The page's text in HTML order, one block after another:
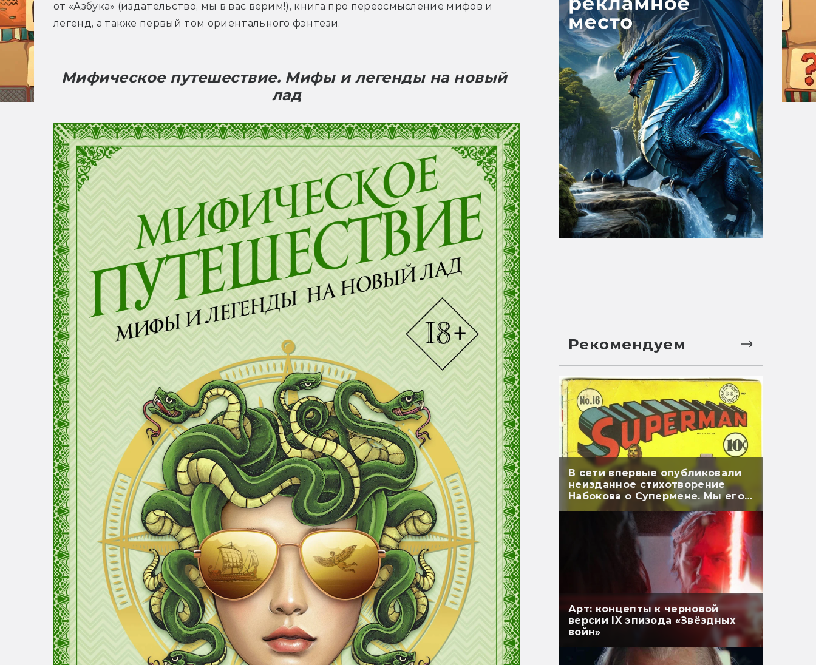
от «Азбука» (издательство, мы в вас верим!), книга про переосмысление мифов и
легенд, а также первый том ориентального фэнтези.
Мифическое путешествие. Мифы и легенды на новый
лад
Рекомендуем
В сети впервые опубликовали
неизданное стихотворение
Набокова о Супермене. Мы его
перевели
Арт: концепты к черновой
версии IX эпизода «Звёздных
войн»